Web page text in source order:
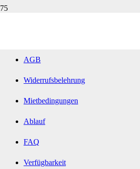
AGB
Widerrufsbelehrung
Mietbedingungen
Ablauf
FAQ
Verfügbarkeit